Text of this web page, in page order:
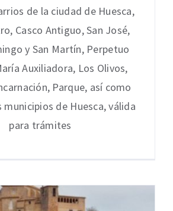
de la ciudad de Huesca,
Casco Antiguo, San José,
y San Martín, Perpetuo
Auxiliadora, Los Olivos,
Parque, así como
de Huesca, válida
para trámites